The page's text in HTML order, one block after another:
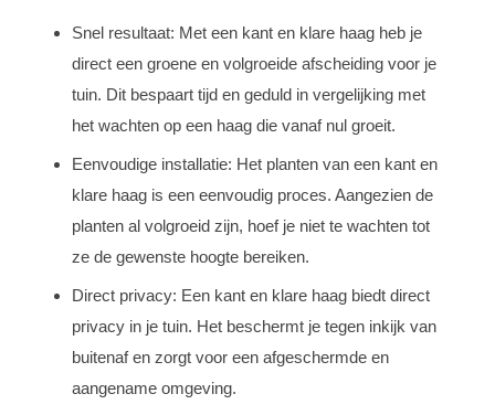
Snel resultaat: Met een kant en klare haag heb je
direct een groene en volgroeide afscheiding voor je
tuin. Dit bespaart tijd en geduld in vergelijking met
het wachten op een haag die vanaf nul groeit.
Eenvoudige installatie: Het planten van een kant en
klare haag is een eenvoudig proces. Aangezien de
planten al volgroeid zijn, hoef je niet te wachten tot
ze de gewenste hoogte bereiken.
Direct privacy: Een kant en klare haag biedt direct
privacy in je tuin. Het beschermt je tegen inkijk van
buitenaf en zorgt voor een afgeschermde en
aangename omgeving.